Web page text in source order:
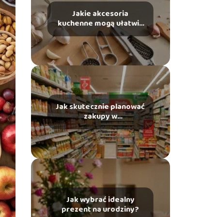
Jakie akcesoria
kuchenne mogą ułatwić
gotowanie?
Jak skutecznie planować
zakupy w
supermarkecie?
Jak wybrać idealny
prezent na urodziny?